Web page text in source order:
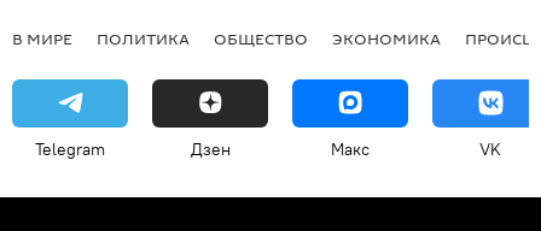
В МИРЕ ПОЛИТИКА ОБЩЕСТВО ЭКОНОМИКА
Telegram Дзен Макс VK